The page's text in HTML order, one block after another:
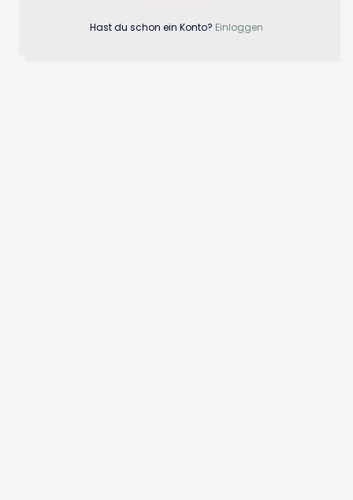
Hast du schon ein Konto? Einloggen